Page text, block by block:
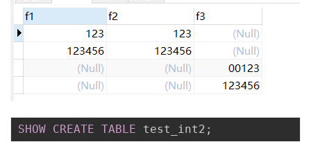
SHOW CREATE TABLE test_int2 ;